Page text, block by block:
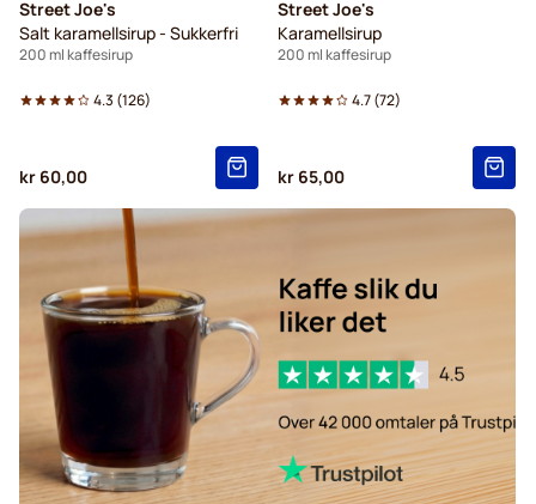
Street Joe's
Salt karamellsirup - Sukkerfri
200 ml kaffesirup
4.3 (126)
kr 60,00
Street Joe's
Karamellsirup
200 ml kaffesirup
4.7(72)
kr 65,00